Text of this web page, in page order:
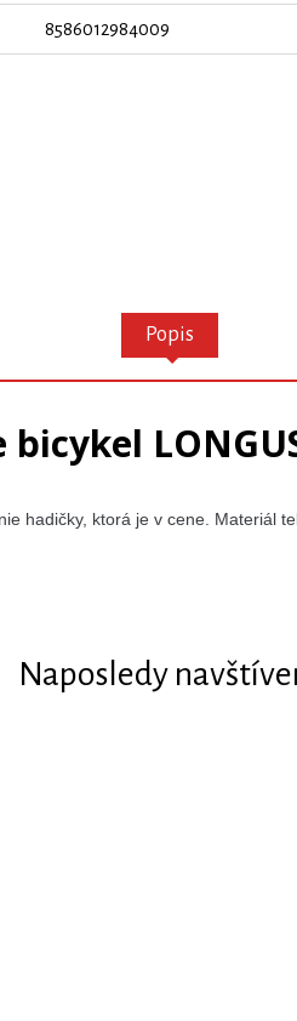
8586012984009
Popis
bicykel
hadičky, ktorá je v cene. Materiál
Naposledy